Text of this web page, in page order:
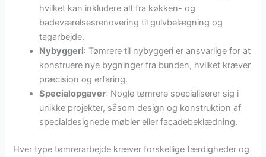
hvilket kan inkludere alt fra køkken- og
badeværelsesrenovering til gulvbelægning og
tagarbejde.
Nybyggeri: Tømrere til nybyggeri er ansvarlige for at
konstruere nye bygninger fra bunden, hvilket kræver
præcision og erfaring.
Specialopgaver: Nogle tømrere specialiserer sig i
unikke projekter, såsom design og konstruktion af
specialdesignede møbler eller facadebeklædning.
Hver type tømrerarbejde kræver forskellige færdigheder og